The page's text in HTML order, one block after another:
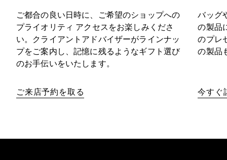
ご都合の良い日時に、ご希望のショップへの
プライオリティ アクセスをお楽しみくださ
い。クライアントアドバイザーがラインナッ
プをご案内し、記憶に残るようなギフト選び
のお手伝いをいたします。
ご来店予約を取る
バッグ
の製品
のプレ
の製品
今すぐ